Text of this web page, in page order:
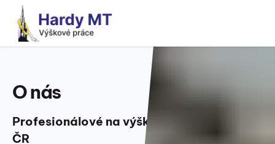
O nás
Profesionálové na výškové práce po celé
ČR